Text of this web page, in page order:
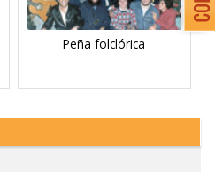
Peña folclórica